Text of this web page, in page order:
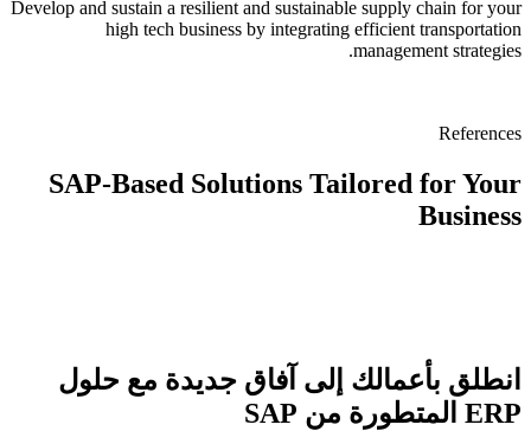
Develop and sustain a resilient and sustainable supply chain for your
high tech business by integrating efficient transportation
management strategies.
References
SAP-Based Solutions Tailored for Your
Business
انطلق بأعمالك إلى آفاق جديدة مع حلول
ERP المتطورة من SAP